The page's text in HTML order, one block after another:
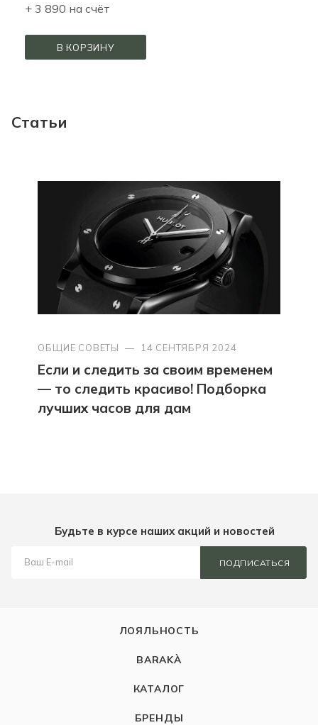
+ 3 890 на счёт
В КОРЗИНУ
Статьи
ОБЩИЕ СОВЕТЫ — 14 СЕНТЯБРЯ 2024
Если и следить за своим временем
— то следить красиво! Подборка
лучших часов для дам
Будьте в курсе наших акций и новостей
ПОДПИСАТЬСЯ
ЛОЯЛЬНОСТЬ
BARAKÀ
КАТАЛОГ
БРЕНДЫ